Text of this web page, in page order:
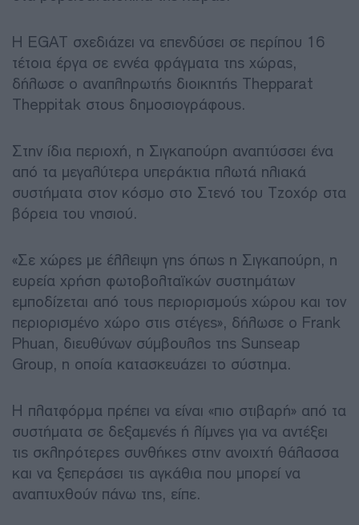
Η EGAT σχεδιάζει να επενδύσει σε περίπου 16
τέτοια έργα σε εννέα φράγματα της χώρας,
δήλωσε ο αναπληρωτής διοικητής Thepparat
Theppitak στους δημοσιογράφους.
Στην ίδια περιοχή, η Σιγκαπούρη αναπτύσσει ένα
από τα μεγαλύτερα υπεράκτια πλωτά ηλιακά
συστήματα στον κόσμο στο Στενό του Τζοχόρ στα
βόρεια του νησιού.
«Σε χώρες με έλλειψη γης όπως η Σιγκαπούρη, η
ευρεία χρήση φωτοβολταϊκών συστημάτων
εμποδίζεται από τους περιορισμούς χώρου και τον
περιορισμένο χώρο στις στέγες», δήλωσε ο Frank
Phuan, διευθύνων σύμβουλος της Sunseap
Group, η οποία κατασκευάζει το σύστημα.
Η πλατφόρμα πρέπει να είναι «πιο στιβαρή» από τα
συστήματα σε δεξαμενές ή λίμνες για να αντέξει
τις σκληρότερες συνθήκες στην ανοιχτή θάλασσα
και να ξεπεράσει τις αγκάθια που μπορεί να
αναπτυχθούν πάνω της, είπε.